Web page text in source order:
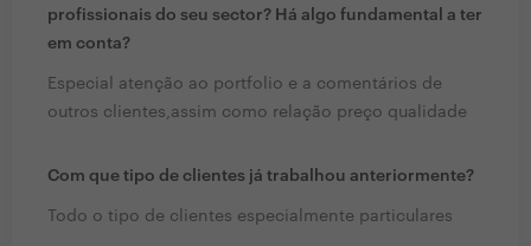
profissionais do seu sector? Há algo fundamental a ter
em conta?
Especial atenção ao portfolio e a comentários de
outros clientes,assim como relação preço qualidade
Com que tipo de clientes já trabalhou anteriormente?
Todo o tipo de clientes especialmente particulares